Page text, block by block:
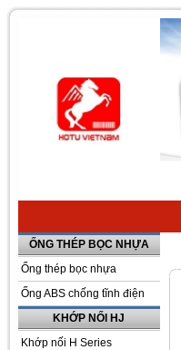
ỐNG THÉP BỌC NHỰA
Ống thép bọc nhựa
Ống ABS chống tĩnh điện
KHỚP NỐI HJ
Khớp nối H Series